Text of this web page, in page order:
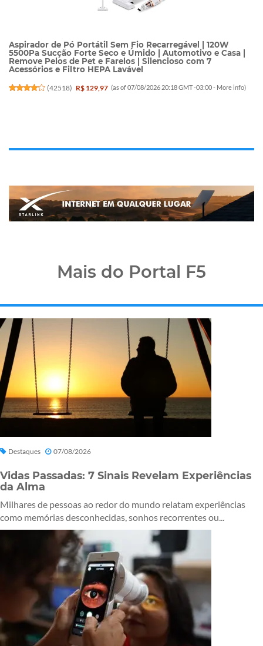
Aspirador de Pó Portátil Sem Fio Recarregável | 120W
5500Pa Sucção Forte Seco e Úmido | Automotivo e Casa |
Remove Pelos de Pet e Farelos | Silencioso com 7
Acessórios e Filtro HEPA Lavável
(42518) R$ 129,97 (as of 07/08/2026 20:18 GMT -03:00 - More info)
Mais do Portal F5
Destaques 07/08/2026
Vidas Passadas: 7 Sinais Revelam Experiências
da Alma
Milhares de pessoas ao redor do mundo relatam experiências
como memórias desconhecidas, sonhos recorrentes ou...